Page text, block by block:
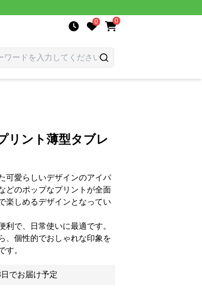
0 0
リント薄型タブレ
可愛らしいデザインのアイパ
どのポップなプリントが全面
楽しめるデザインとなってい
で、日常使いに最適です。
、個性的でおしゃれな印象を
す。
でお届け予定